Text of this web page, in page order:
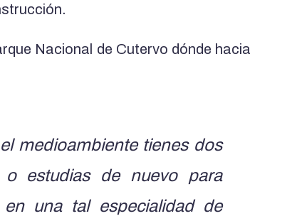
Nacional de Cutervo dónde hacia
medioambiente tienes dos
o estudias de nuevo para
una tal especialidad de